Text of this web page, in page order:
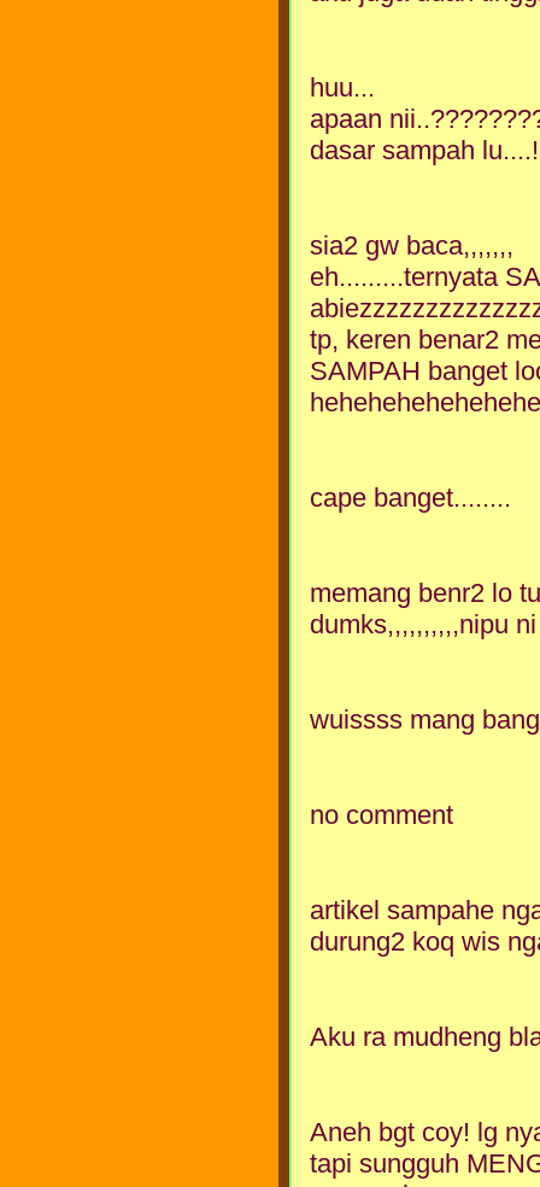
huu...
apaan
dasar sampah
sia2 gw baca,,,,,,,
eh.........ternyata
tp, keren benar2
SAMPAH banget
cape banget........
memang benr2 lo
dumks,,,,,,,,,,nipu ni
wuissss mang
no comment
artikel sampahe
durung2 koq wis
Aku ra mudheng
Aneh bgt coy! lg
tapi sungguh